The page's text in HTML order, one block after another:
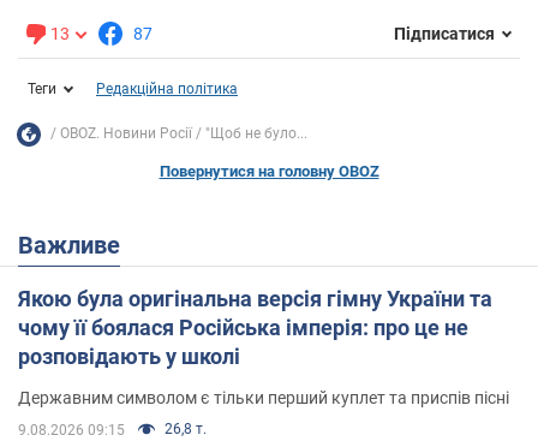
13 87 Підписатися
Теги Редакційна політика
OBOZ. Новини Росії "Щоб не було...
Повернутися на головну OBOZ
Важливе
Якою була оригінальна версія гімну України та
чому її боялася Російська імперія: про це не
розповідають у школі
Державним символом є тільки перший куплет та приспів пісні
9.08.2026 09:15 26,8 т.